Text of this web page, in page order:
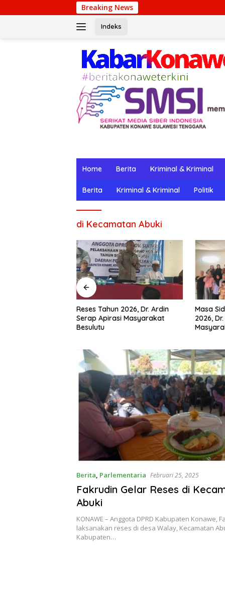
ke
Breaking News
Indeks
Home Berita Kriminal & Kriminal
Berita Kriminal & Kriminal Politik
di Kecamatan Abuki
Reses Tahun 2026, Dr. Ardin
Serap Apirasi Masyarakat
Besulutu
Masa
2026,
Berita Parlementaria Februari 25, 2025
Fakrudin Gelar Reses di
Abuki
KONAWE – Anggota DPRD Kabupaten Konawe,
laksanakan reses di desa Walay, Kecamatan
Kabupaten…